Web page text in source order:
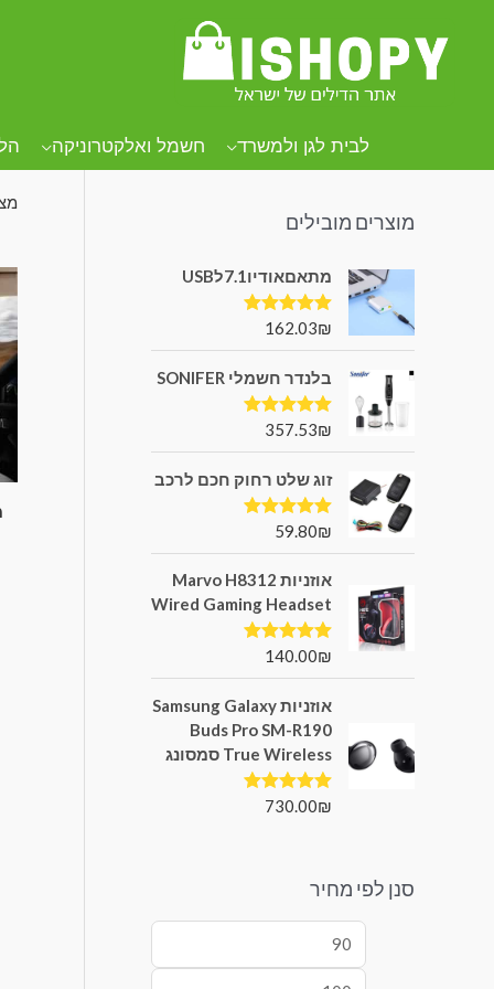
לבית לגן ולמשרד חשמל ואלקטרוניקה
קטגוריות מוצרים
מוצרים מובילים
מתאםאודיו7.1לUSB
דורג5.00
162.03₪
בלנדר חשמלי SONIFER
דורג5.00
357.53₪
זוג שלט רחוק חכם לרכב
דורג5.00
59.80₪
אוזניות Marvo H8312
Wired Gaming Headset
דורג5.00
140.00₪
אוזניות Samsung Galaxy
Buds Pro SM-R190
True Wireless סמסונג
דורג5.00
730.00₪
סנן לפי מחיר